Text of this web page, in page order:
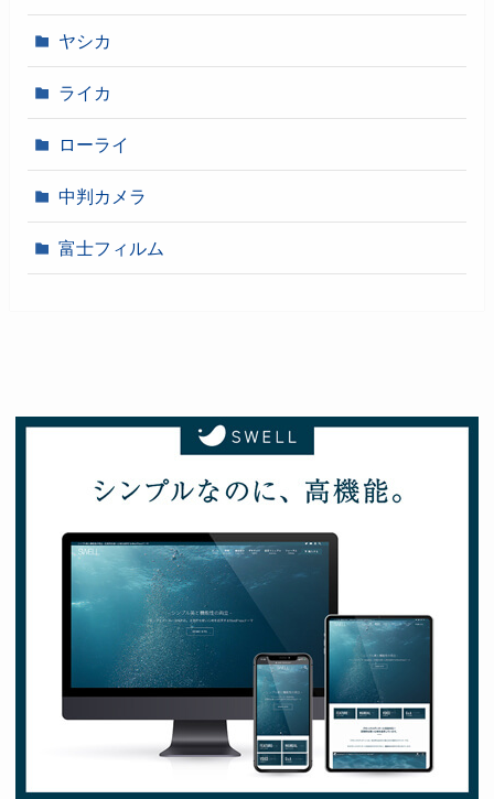
ヤシカ
ライカ
ローライ
中判カメラ
富士フィルム